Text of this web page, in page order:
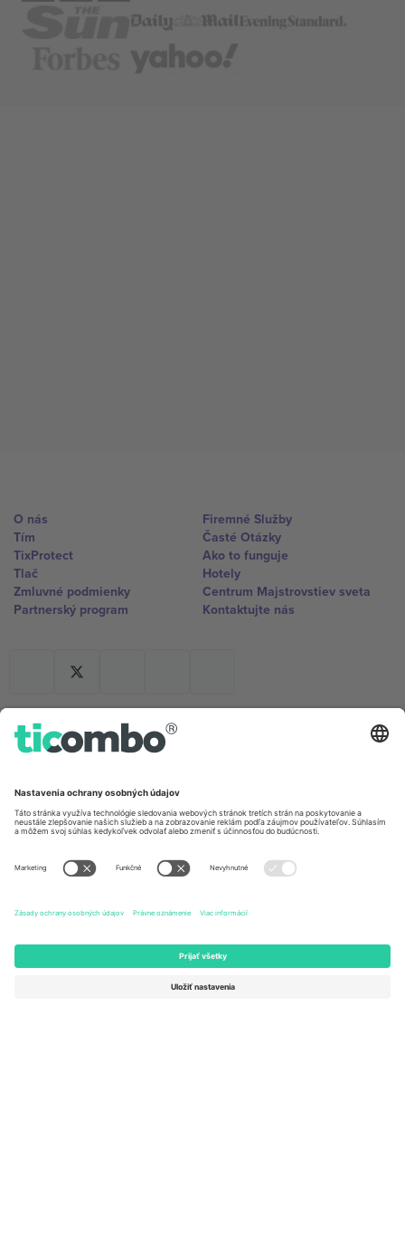
O nás
Tím
TixProtect
Tlač
Zmluvné podmienky
Partnerský program
Firemné Služby
Časté Otázky
Ako to funguje
Hotely
Centrum Majstrovstiev sveta
Kontaktujte nás
Kancelárie Ticombo
Germany
Unter den Linden 24, 10117
Berlin, Germany
United Kingdom
167 City Road, London, Greater
London, EC1V 1AW, United
131 Continental Dr, Suite 305,
Newark, Delaware 19713, United
Dorfstrasse 52a, 6390
Engelberg, Switzerland